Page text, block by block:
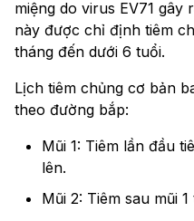
miệng do virus EV71
này được chỉ định tiêm
tháng đến dưới 6 tuổi.
Lịch tiêm chủng cơ bản
theo đường bắp:
Mũi 1: Tiêm lần đầu
lên.
Mũi 2: Tiêm sau mũi